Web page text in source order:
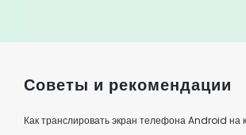
Советы и рекомендации
Как транслировать экран телефона Android на